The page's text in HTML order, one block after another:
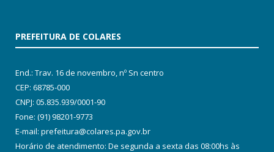
PREFEITURA DE COLARES
End.: Trav. 16 de novembro, nº Sn centro
CEP: 68785-000
CNPJ: 05.835.939/0001-90
Fone: (91) 98201-9773
E-mail: prefeitura@colares.pa.gov.br
Horário de atendimento: De segunda a sexta das 08:00hs às